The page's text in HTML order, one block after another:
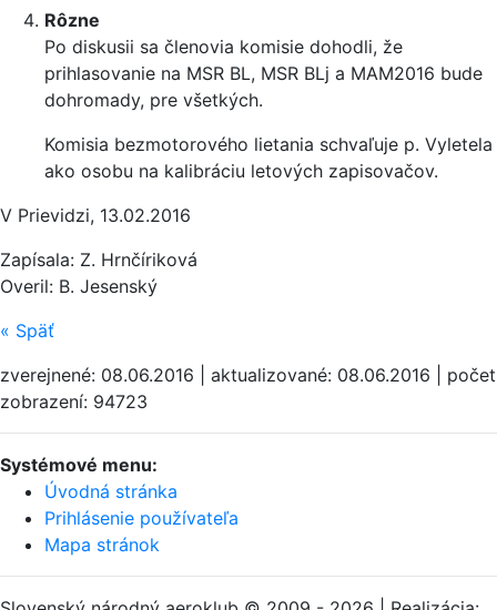
Rôzne
Po diskusii sa členovia komisie dohodli, že
prihlasovanie na MSR BL, MSR BLj a MAM2016 bude
dohromady, pre všetkých.
Komisia bezmotorového lietania schvaľuje p. Vyletela
ako osobu na kalibráciu letových zapisovačov.
V Prievidzi, 13.02.2016
Zapísala: Z. Hrnčíriková
Overil: B. Jesenský
« Späť
zverejnené: 08.06.2016 | aktualizované: 08.06.2016 | počet
zobrazení: 94723
Systémové menu:
Úvodná stránka
Prihlásenie používateľa
Mapa stránok